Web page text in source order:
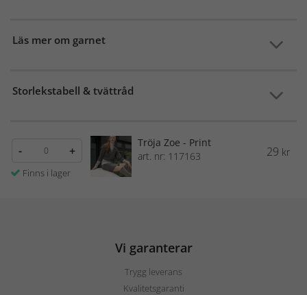
Läs mer om garnet
Storlekstabell & tvättråd
- +
Finns i lager
Tröja Zoe - Print
art. nr: 117163
29 kr
Vi garanterar
Trygg leverans
Kvalitetsgaranti